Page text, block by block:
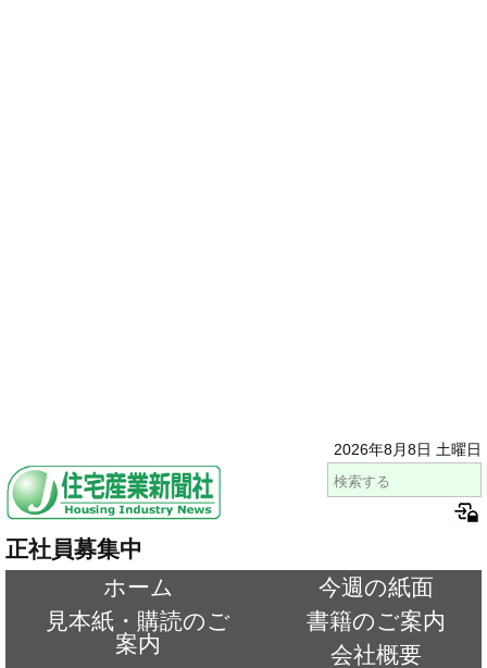
2026年8月8日 土曜日
正社員募集中
ホーム
今週の紙面
見本紙・購読のご
案内
書籍のご案内
会社概要